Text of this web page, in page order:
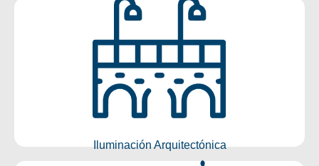
Iluminación Arquitectónica
Iluminación Arquitectónica
Conocer más